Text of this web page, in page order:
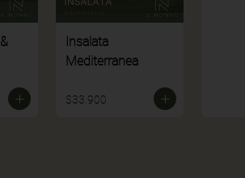
Insalata
Mediterranea
$33.900